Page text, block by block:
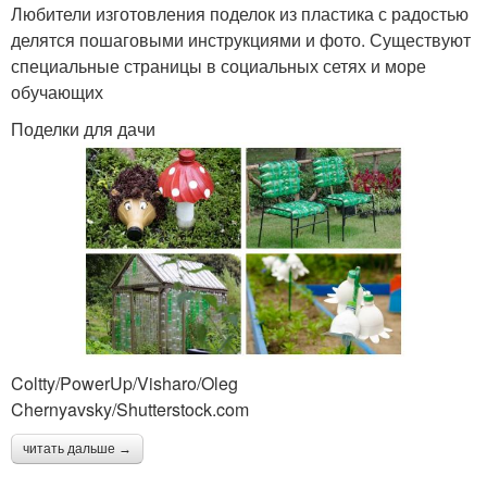
Любители изготовления поделок из пластика с радостью
делятся пошаговыми инструкциями и фото. Существуют
специальные страницы в социальных сетях и море
обучающих
Поделки для дачи
Coltty/PowerUp/Visharo/Oleg
Chernyavsky/Shutterstock.com
читать дальше →